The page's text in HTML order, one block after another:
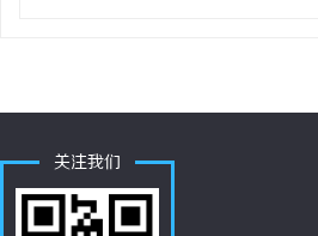
关注我们